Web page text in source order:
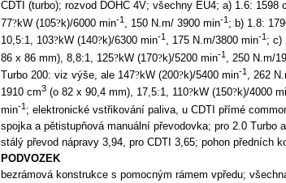
CDTI (turbo); rozvod DOHC 4V; všechny EU4; a) 1.6: 1598
77?kW (105?k)/6000 min-1, 150 N.m/ 3900 min-1; b) 1.8:
10,5:1, 103?kW (140?k)/6300 min-1, 175 N.m/3800 min-1; c)
86 x 86 mm), 8,8:1, 125?kW (170?k)/5200 min-1, 250 N.m/
Turbo 200: viz výše, ale 147?kW (200?k)/5400 min-1, 262
1910 cm3(o 82 x 90,4 mm), 17,5:1, 110?kW (150?k)/4000
min-1; elektronické vstřikování paliva, u CDTI přímé
spojka a pětistupňová manuální převodovka; pro 2.0 Turbo
stálý převod nápravy 3,94, pro CDTI 3,65; pohon předních
PODVOZEK
bezrámová konstrukce s pomocným rámem vpředu;